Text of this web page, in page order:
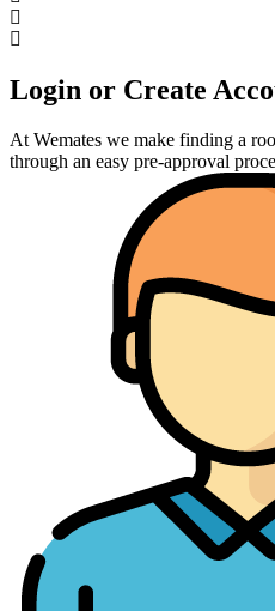
Login or Create
At Wemates we make finding a
through an easy pre-approval